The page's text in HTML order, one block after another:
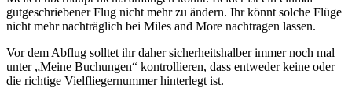
gutgeschriebener Flug nicht mehr zu ändern. Ihr könnt solche Flüge
nicht mehr nachträglich bei Miles and More nachtragen lassen.
Vor dem Abflug solltet ihr daher sicherheitshalber immer noch mal
unter „Meine Buchungen“ kontrollieren, dass entweder keine oder
die richtige Vielfliegernummer hinterlegt ist.